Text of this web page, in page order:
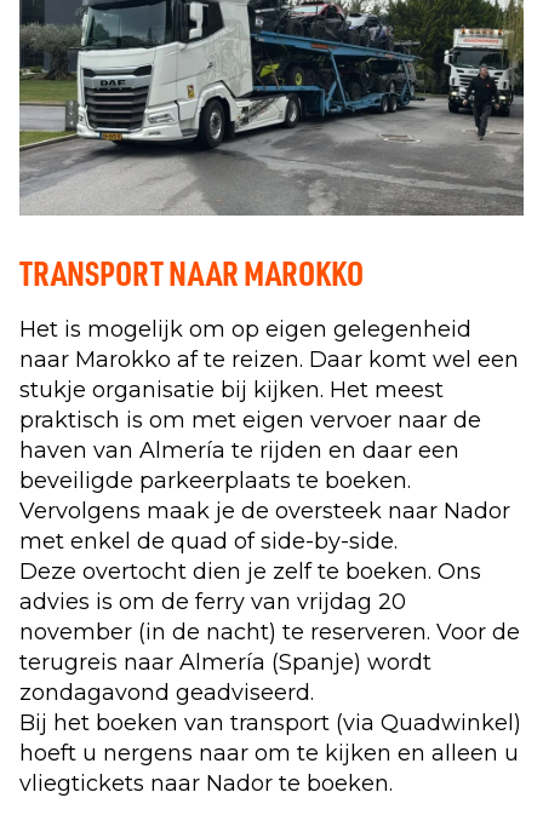
TRANSPORT NAAR MAROKKO
Het is mogelijk om op eigen gelegenheid
naar Marokko af te reizen. Daar komt wel een
stukje organisatie bij kijken. Het meest
praktisch is om met eigen vervoer naar de
haven van Almería te rijden en daar een
beveiligde parkeerplaats te boeken.
Vervolgens maak je de oversteek naar Nador
met enkel de quad of side-by-side.
Deze overtocht dien je zelf te boeken. Ons
advies is om de ferry van vrijdag 20
november (in de nacht) te reserveren. Voor de
terugreis naar Almería (Spanje) wordt
zondagavond geadviseerd.
Bij het boeken van transport (via Quadwinkel)
hoeft u nergens naar om te kijken en alleen u
vliegtickets naar Nador te boeken.